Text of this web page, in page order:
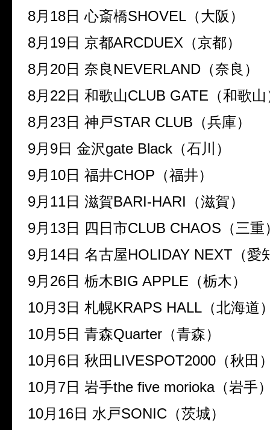
8月 18日 心斎橋SHOVEL （大阪）
8月 19日 京都ARCDUEX （京都）
8月 20日 奈良 NEVERLAND （奈良）
8月 22日 和歌山CLUB GATE （和歌
8月 23日 神戸STAR CLUB （兵庫）
9月 9日 金沢gate Black （石川）
9月 10日 福井CHOP （福井）
9月 11日 滋賀BARI-HARI （滋賀）
9月 13日 四日市CLUB CHAOS （三重
9月 14日 名古屋HOLIDAY NEXT （愛
9月 26日 栃木BIG APPLE （栃木）
10月 3日 札幌KRAPS HALL （北海道
10月 5日 青森Quarter （青森）
10月 6日 秋田 LIVESPOT2000 （秋田
10月 7日 岩手the five morioka（岩手
10月 16日 水戸SONIC （茨城）